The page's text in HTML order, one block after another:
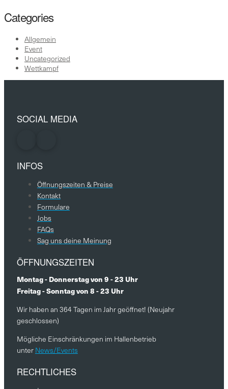
Categories
Allgemein
Event
Uncategorized
Wettkampf
SOCIAL MEDIA
INFOS
Öffnungszeiten & Preise
Kontakt
Formulare
Jobs
FAQs
Sag uns deine Meinung
ÖFFNUNGSZEITEN
Montag - Donnerstag von 9 - 23 Uhr
Freitag - Sonntag von 8 - 23 Uhr
Wir haben an 364 Tagen im Jahr geöffnet! (Neujahr
geschlossen)
Mögliche Einschränkungen im Hallenbetrieb
unter News/Events
RECHTLICHES